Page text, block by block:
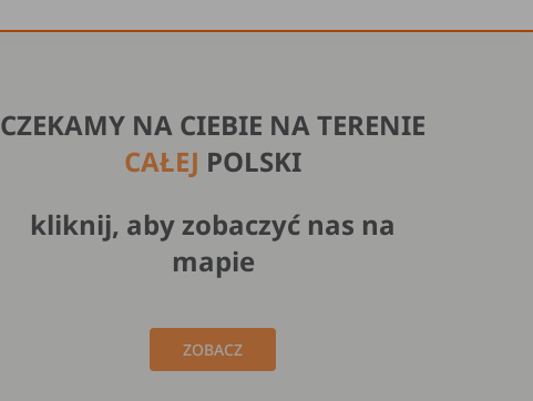
CZEKAMY NA CIEBIE NA TERENIE
CAŁEJ POLSKI
kliknij, aby zobaczyć nas na
mapie
ZOBACZ